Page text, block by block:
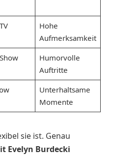
Hohe
Aufmerksamkeit
Humorvolle
Auftritte
Unterhaltsame
Momente
sie ist. Genau
Evelyn Burdecki